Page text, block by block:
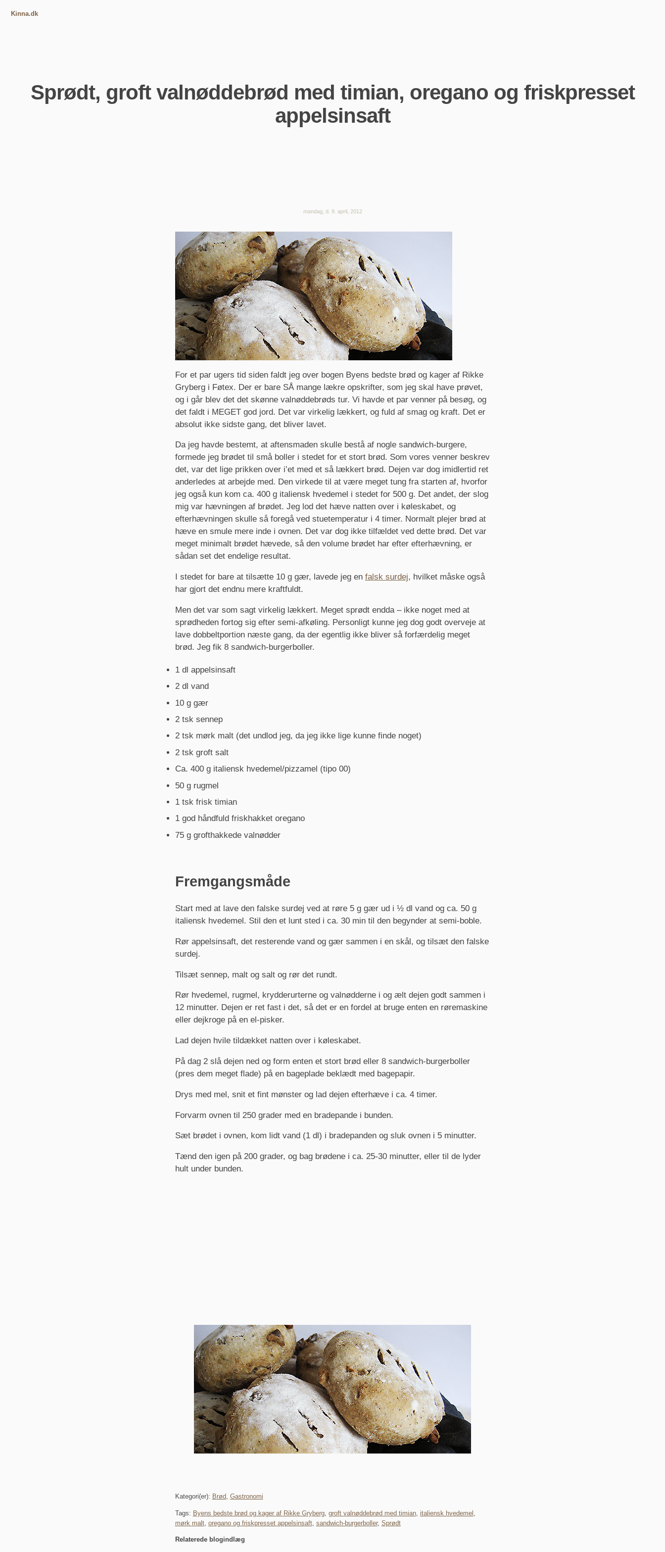
Kinna.dk
Sprødt, groft valnøddebrød med timian, oregano og friskpresset
appelsinsaft
mandag, d. 9. april, 2012
For et par ugers tid siden faldt jeg over bogen Byens bedste brød og kager af Rikke
Gryberg i Føtex. Der er bare SÅ mange lækre opskrifter, som jeg skal have prøvet,
og i går blev det det skønne valnøddebrøds tur. Vi havde et par venner på besøg, og
det faldt i MEGET god jord. Det var virkelig lækkert, og fuld af smag og kraft. Det er
absolut ikke sidste gang, det bliver lavet.
Da jeg havde bestemt, at aftensmaden skulle bestå af nogle sandwich-burgere,
formede jeg brødet til små boller i stedet for et stort brød. Som vores venner beskrev
det, var det lige prikken over i’et med et så lækkert brød. Dejen var dog imidlertid ret
anderledes at arbejde med. Den virkede til at være meget tung fra starten af, hvorfor
jeg også kun kom ca. 400 g italiensk hvedemel i stedet for 500 g. Det andet, der slog
mig var hævningen af brødet. Jeg lod det hæve natten over i køleskabet, og
efterhævningen skulle så foregå ved stuetemperatur i 4 timer. Normalt plejer brød at
hæve en smule mere inde i ovnen. Det var dog ikke tilfældet ved dette brød. Det var
meget minimalt brødet hævede, så den volume brødet har efter efterhævning, er
sådan set det endelige resultat.
I stedet for bare at tilsætte 10 g gær, lavede jeg en falsk surdej, hvilket måske også
har gjort det endnu mere kraftfuldt.
Men det var som sagt virkelig lækkert. Meget sprødt endda – ikke noget med at
sprødheden fortog sig efter semi-afkøling. Personligt kunne jeg dog godt overveje at
lave dobbeltportion næste gang, da der egentlig ikke bliver så forfærdelig meget
brød. Jeg fik 8 sandwich-burgerboller.
1 dl appelsinsaft
2 dl vand
10 g gær
2 tsk sennep
2 tsk mørk malt (det undlod jeg, da jeg ikke lige kunne finde noget)
2 tsk groft salt
Ca. 400 g italiensk hvedemel/pizzamel (tipo 00)
50 g rugmel
1 tsk frisk timian
1 god håndfuld friskhakket oregano
75 g grofthakkede valnødder
Fremgangsmåde
Start med at lave den falske surdej ved at røre 5 g gær ud i ½ dl vand og ca. 50 g
italiensk hvedemel. Stil den et lunt sted i ca. 30 min til den begynder at semi-boble.
Rør appelsinsaft, det resterende vand og gær sammen i en skål, og tilsæt den falske
surdej.
Tilsæt sennep, malt og salt og rør det rundt.
Rør hvedemel, rugmel, krydderurterne og valnødderne i og ælt dejen godt sammen i
12 minutter. Dejen er ret fast i det, så det er en fordel at bruge enten en røremaskine
eller dejkroge på en el-pisker.
Lad dejen hvile tildækket natten over i køleskabet.
På dag 2 slå dejen ned og form enten et stort brød eller 8 sandwich-burgerboller
(pres dem meget flade) på en bageplade beklædt med bagepapir.
Drys med mel, snit et fint mønster og lad dejen efterhæve i ca. 4 timer.
Forvarm ovnen til 250 grader med en bradepande i bunden.
Sæt brødet i ovnen, kom lidt vand (1 dl) i bradepanden og sluk ovnen i 5 minutter.
Tænd den igen på 200 grader, og bag brødene i ca. 25-30 minutter, eller til de lyder
hult under bunden.
Kategori(er): Brød, Gastronomi
Tags: Byens bedste brød og kager af Rikke Gryberg, groft valnøddebrød med timian, italiensk hvedemel
mørk malt, oregano og friskpresset appelsinsaft, sandwich-burgerboller, Sprødt
Relaterede blogindlæg